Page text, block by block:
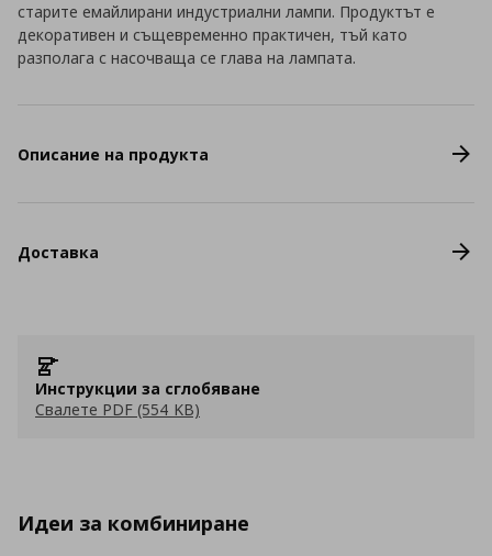
старите емайлирани индустриални лампи. Продуктът е
декоративен и същевременно практичен, тъй като
разполага с насочваща се глава на лампата.
Описание на продукта
Доставка
Инструкции за сглобяване
Свалете PDF (554 KB)
Идеи за комбиниране